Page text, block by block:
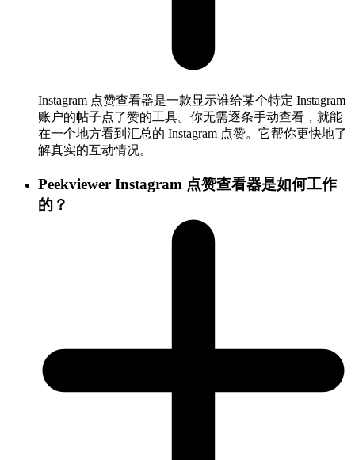
Instagram 点赞查看器是一款显示谁给某个特定 Instagram
账户的帖子点了赞的工具。你无需逐条手动查看，就能
在一个地方看到汇总的 Instagram 点赞。它帮你更快地了
解真实的互动情况。
Peekviewer Instagram 点赞查看器是如何工作
的？